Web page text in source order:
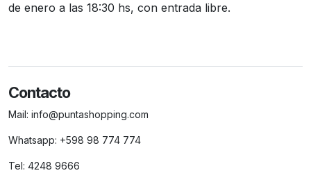
de enero a las 18:30 hs, con entrada libre.
Contacto
Mail: info@puntashopping.com
Whatsapp: +598 98 774 774
Tel: 4248 9666